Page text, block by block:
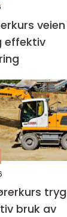
veien til
effektiv
trygg
bruk av